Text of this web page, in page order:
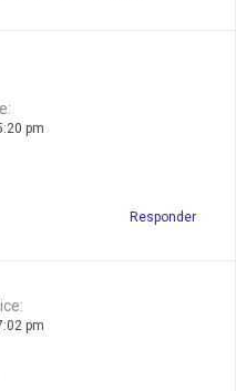
pm
Responder
pm